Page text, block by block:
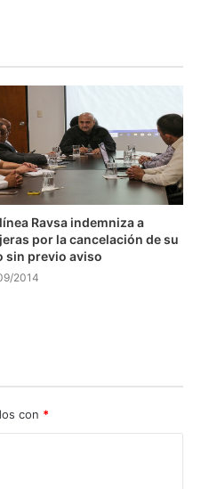
Ravsa indemniza a
por la cancelación de su
sin previo aviso
2014
con *